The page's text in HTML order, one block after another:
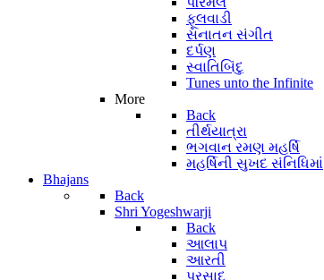
ફૂલવાડી
સનાતન સંગીત
દર્પણ
સ્વાતિબિંદુ
Tunes unto the Infinite
More
Back
તીર્થયાત્રા
ભગવાન રમણ મહર્ષિ
મહર્ષિની સુખદ સંનિધિમાં
Bhajans
Back
Shri Yogeshwarji
Back
આલાપ
આરતી
પ્રસાદ